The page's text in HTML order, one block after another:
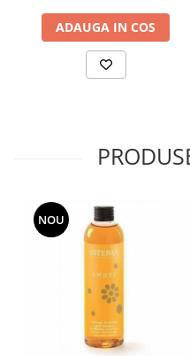
ADAUGA IN COS
NOU